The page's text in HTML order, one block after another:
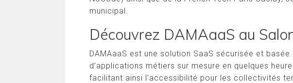
municipal.
Découvrez DAMAaaS au
DAMAaaS est une solution SaaS sécurisée et
d’applications métiers sur mesure en quelques
facilitant ainsi l’accessibilité pour les collectivités